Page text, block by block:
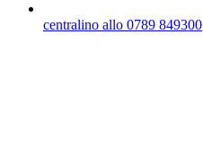
centralino allo 0789 849300